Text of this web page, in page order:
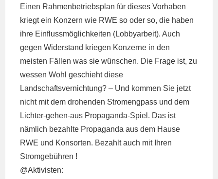
Einen Rahmenbetriebsplan für dieses Vorhaben
kriegt ein Konzern wie RWE so oder so, die haben
ihre Einflussmöglichkeiten (Lobbyarbeit). Auch
gegen Widerstand kriegen Konzerne in den
meisten Fällen was sie wünschen. Die Frage ist, zu
wessen Wohl geschieht diese
Landschaftsvernichtung? – Und kommen Sie jetzt
nicht mit dem drohenden Stromengpass und dem
Lichter-gehen-aus Propaganda-Spiel. Das ist
nämlich bezahlte Propaganda aus dem Hause
RWE und Konsorten. Bezahlt auch mit Ihren
Stromgebühren !
@Aktivisten: